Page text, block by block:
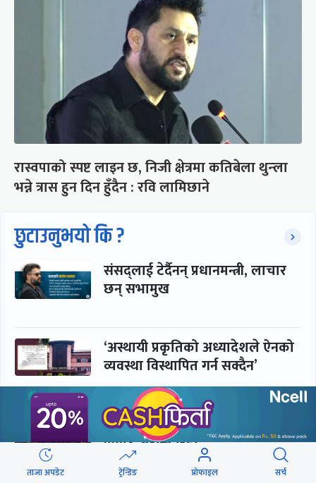
रास्वपाको स्पष्ट लाइन छ, निजी क्षेत्रमा कतिबेला थुन्ला
भन्ने त्रास हुन दिन हुँदैन : रवि लामिछाने
छुटाउनुभयो कि ?
संसद्लाई टेर्दैनन् प्रधानमन्त्री, लाचार
छन् सभामुख
‘अस्थायी प्रकृतिको अध्यादेशले ऐनको
व्यवस्था विस्थापित गर्न सक्दैन’
सरकार-प्रसाईं लुकामारी : छिनमै
पक्राउ, तुरुन्तै रिहा
ताजा अपडेट ट्रेन्डिङ प्रोफाइल सर्च